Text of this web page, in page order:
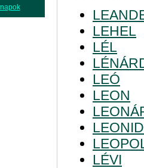
LEHEL
LÉL
LEÓ
LEON
LÉVI